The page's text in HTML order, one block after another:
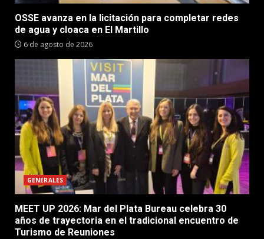
OSSE avanza en la licitación para completar redes
de agua y cloaca en El Martillo
6 de agosto de 2026
GENERALES
MEET UP 2026: Mar del Plata Bureau celebra 30
años de trayectoria en el tradicional encuentro de
Turismo de Reuniones